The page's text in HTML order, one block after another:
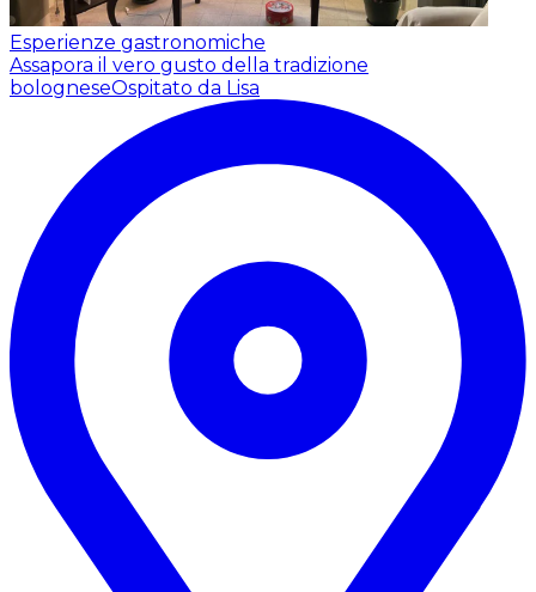
Esperienze gastronomiche
Assapora il vero gusto della tradizione
bologneseOspitato da Lisa